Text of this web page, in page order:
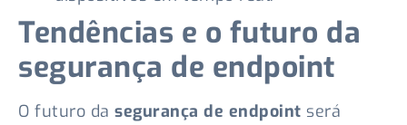
Tendências e o futuro da
segurança de endpoint
O futuro da segurança de endpoint será